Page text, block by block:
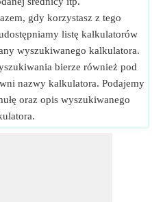
gdy korzystasz z tego
listę kalkulatorów
wyszukiwanego kalkulatora.
bierze również pod
nazwy kalkulatora. Podajemy
oraz opis wyszukiwanego